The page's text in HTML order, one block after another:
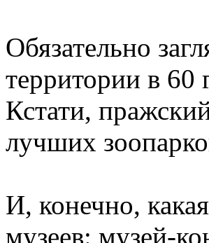
Обязательно
территории в 60
Кстати,
лучших
И, конечно,
музеев: музей-